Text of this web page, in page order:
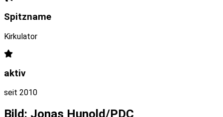
Spitzname
Kirkulator
aktiv
seit 2010
Bild: Jonas Hunold/PDC